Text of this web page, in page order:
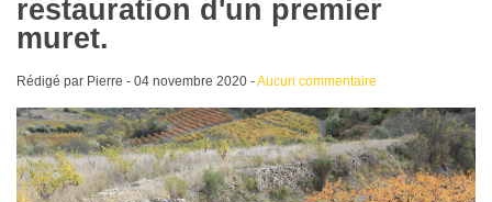
restauration d'un premier
muret.
Rédigé par Pierre - 04 novembre 2020-Aucun commentaire